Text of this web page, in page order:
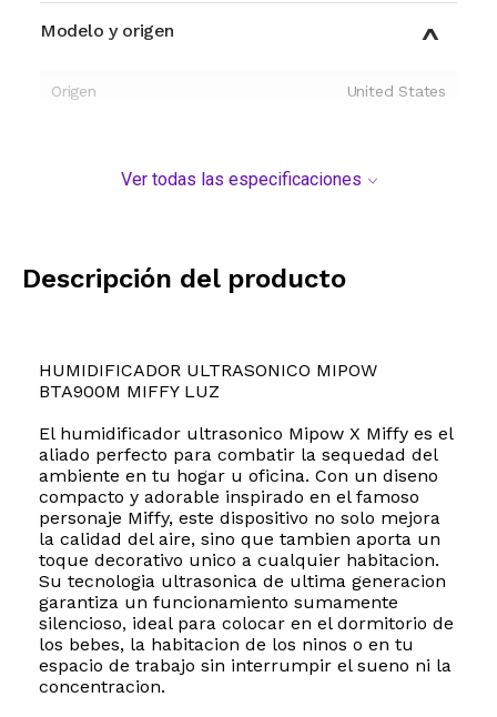
Modelo y origen
Origen United States
Ver todas las especificaciones
Descripción del producto
HUMIDIFICADOR ULTRASONICO MIPOW
BTA900M MIFFY LUZ
El humidificador ultrasonico Mipow X Miffy es el
aliado perfecto para combatir la sequedad del
ambiente en tu hogar u oficina. Con un diseno
compacto y adorable inspirado en el famoso
personaje Miffy, este dispositivo no solo mejora
la calidad del aire, sino que tambien aporta un
toque decorativo unico a cualquier habitacion.
Su tecnologia ultrasonica de ultima generacion
garantiza un funcionamiento sumamente
silencioso, ideal para colocar en el dormitorio de
los bebes, la habitacion de los ninos o en tu
espacio de trabajo sin interrumpir el sueno ni la
concentracion.